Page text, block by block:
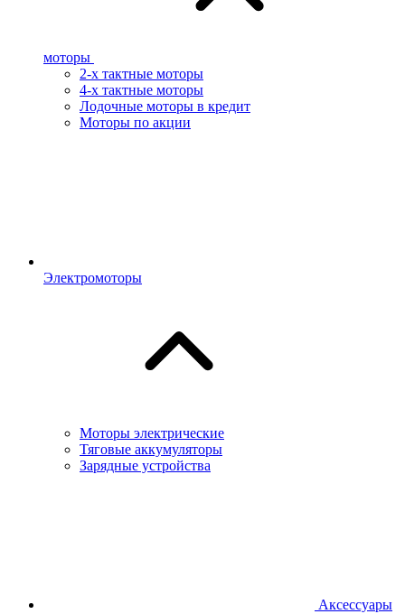
моторы
2-х тактные моторы
4-х тактные моторы
Лодочные моторы в кредит
Моторы по акции
Электромоторы
Моторы электрические
Тяговые аккумуляторы
Зарядные устройства
Аксессуары